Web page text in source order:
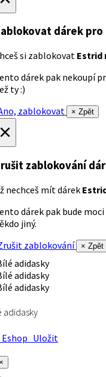
dárek pro
si zablokovat Estrid
dárek pak nekoupí
ty :)
zablokovat
× Zpět
zablokování
nechceš mít dárek
dárek pak bude
jiný.
zablokování
× Zpět
adidasky
Uložit